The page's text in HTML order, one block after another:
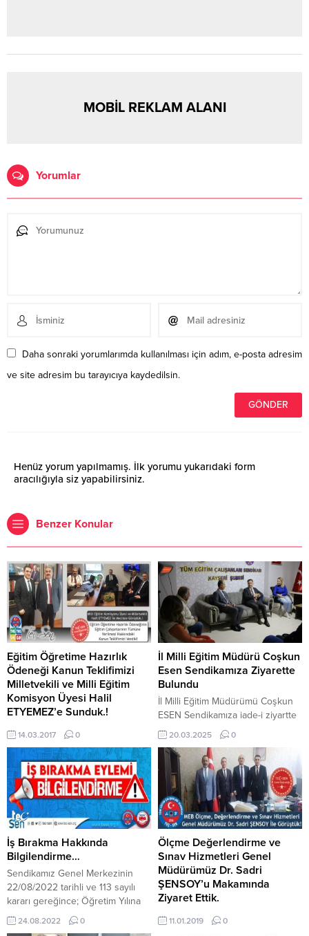
MOBİL REKLAM ALANI
Yorumlar
Daha sonraki yorumlarımda kullanılması için adım, e-posta adresim
ve site adresim bu tarayıcıya kaydedilsin.
Henüz yorum yapılmamış. İlk yorumu yukarıdaki form
aracılığıyla siz yapabilirsiniz.
Benzer Konular
Eğitim Öğretime Hazırlık
Ödeneği Kanun Teklifimizi
Milletvekili ve Milli Eğitim
Komisyon Üyesi Halil
ETYEMEZ’e Sunduk.!
TBMM Milletvekili ve Milli Eğitim
Komisyon Üyesi Halil ETYEMEZ
ile görüştük. Eğitim Çalışanlarının
Tümünün Eğitim Öğretime
Hazırlık Ödeneği Ödenmesi
Hakkındaki Kanun Teklifimizi
Sunduk.! EĞİTİM ÖĞRETİME
HAZIRLIK ÖDENEĞİ SORUNU :
Milli Eğitim Bakanlığında görev
yapan Öğretmenlere “Eğitim
Öğretime Hazırlık Ödeneği” adı
altında her yıl öğretim yılı başında
ödenek verilmektedir. Oysaki;
14.03.2017 0
İl Milli Eğitim Müdürü Coşkun
Esen Sendikamıza Ziyarette
Bulundu
İl Milli Eğitim Müdürümü Coşkun
ESEN Sendikamıza iade-i ziyartte
bulundu. Ziyarette, TEÇ-SEN
Kayseri Şube Başkanı Ferhat
YILMAZ ve Yönetim Kurulu
Üyerleriyle bir araya gelerek
sohbet etti.
20.03.2025 0
İş Bırakma Hakkında
Bilgilendirme…
Sendikamız Genel Merkezinin
22/08/2022 tarihli ve 113 sayılı
kararı gereğince; Öğretim Yılına
Hazırlık Ödeneğinin, Eğitim
Çalışanlarının Tümüne Verilmesi
24.08.2022 0
Ölçme Değerlendirme ve
Sınav Hizmetleri Genel
Müdürümüz Dr. Sadri
ŞENSOY’u Makamında
Ziyaret Ettik.
Genel Başkanımız Ümit DEMİREL
Genel Sekreterimiz S. Burçin
11.01.2019 0